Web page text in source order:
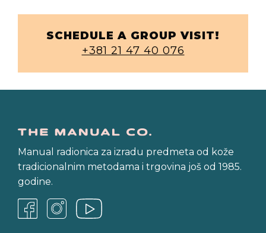
SCHEDULE A GROUP VISIT!
+381 21 47 40 076
Manual radionica za izradu predmeta od kože
tradicionalnim metodama i trgovina još od 1985.
godine.